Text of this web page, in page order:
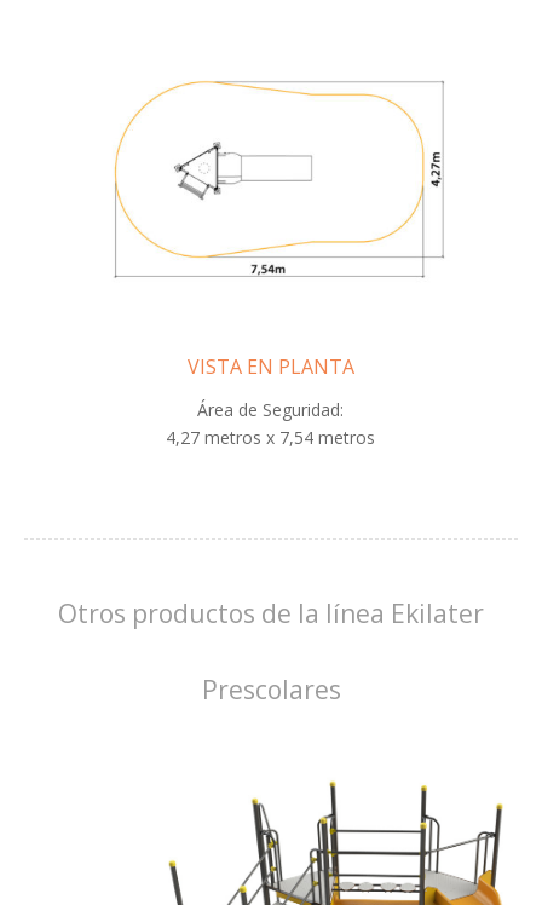
VISTA EN PLANTA
Área de Seguridad:
4,27 metros x 7,54 metros
Otros productos de la línea Ekilater
Prescolares